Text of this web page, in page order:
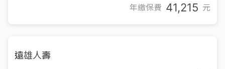
年繳保費 41,215 元
遠雄人壽